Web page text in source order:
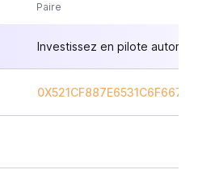
Paire
Investissez en pilote